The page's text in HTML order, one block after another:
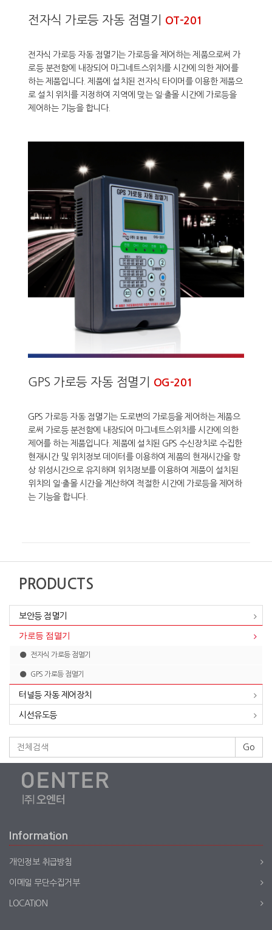
전자식 가로등 자동 점멸기 OT-201
전자식 가로등 자동 점멸기는 가로등을 제어하는 제품으로써 가
로등 분전함에 내장되어 마그네트스위치를 시간에 의한 제어를
하는 제품입니다. 제품에 설치된 전자식 타이머를 이용한 제품으
로 설치 위치를 지정하여 지역에 맞는 일·출몰 시간에 가로등을
제어하는 기능을 합니다.
GPS 가로등 자동 점멸기 OG-201
GPS 가로등 자동 점멸기는 도로변의 가로등을 제어하는 제품으
로써 가로등 분전함에 내장되어 마그네트스위치를 시간에 의한
제어를 하는 제품입니다. 제품에 설치된 GPS 수신장치로 수집한
현재시간 및 위치정보 데이터를 이용하여 제품의 현재시간을 항
상 위성시간으로 유지하며 위치정보를 이용하여 제품이 설치된
위치의 일·출몰 시간을 계산하여 적절한 시간에 가로등을 제어하
는 기능을 합니다.
PRODUCTS
보안등 점멸기
가로등 점멸기
전자식 가로등 점멸기
GPS 가로등 점멸기
터널등 자동 제어장치
시선유도등
Go
Information
개인정보 취급방침
이메일 무단수집거부
LOCATION